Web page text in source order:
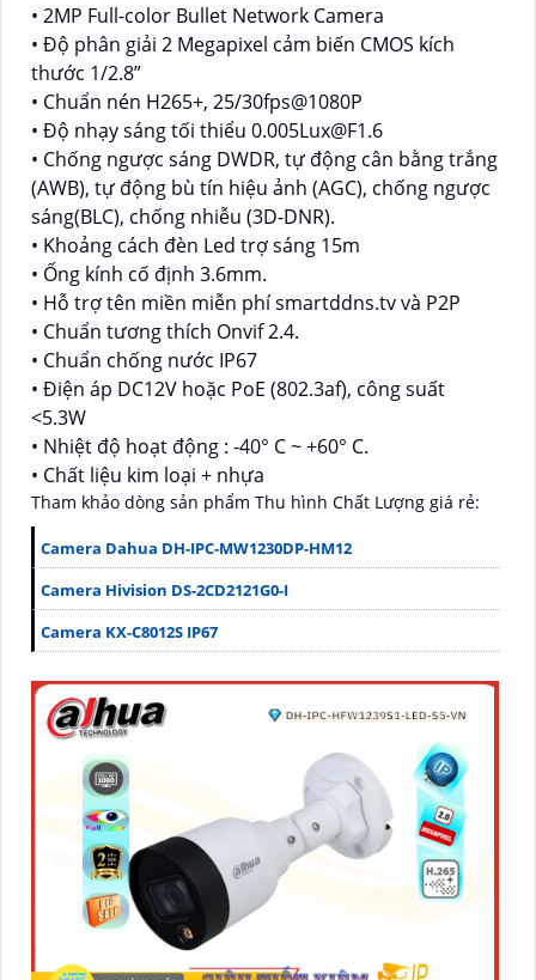
• 2MP Full-color Bullet Network Camera
• Độ phân giải 2 Megapixel cảm biến CMOS kích
thước 1/2.8”
• Chuẩn nén H265+, 25/30fps@1080P
• Độ nhạy sáng tối thiểu 0.005Lux@F1.6
• Chống ngược sáng DWDR, tự động cân bằng trắng
(AWB), tự động bù tín hiệu ảnh (AGC), chống ngược
sáng(BLC), chống nhiễu (3D-DNR).
• Khoảng cách đèn Led trợ sáng 15m
• Ống kính cố định 3.6mm.
• Hỗ trợ tên miền miễn phí smartddns.tv và P2P
• Chuẩn tương thích Onvif 2.4.
• Chuẩn chống nước IP67
• Điện áp DC12V hoặc PoE (802.3af), công suất
<5.3W
• Nhiệt độ hoạt động : -40° C ~ +60° C.
• Chất liệu kim loại + nhựa
Tham khảo dòng sản phẩm Thu hình Chất Lượng giá rẻ:
Camera Dahua DH-IPC-MW1230DP-HM12
Camera Hivision DS-2CD2121G0-I
Camera KX-C8012S IP67